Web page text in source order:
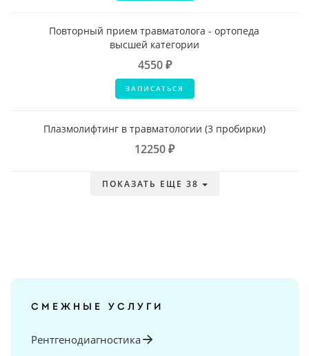
Повторный прием травматолога - ортопеда
высшей категории
4550 ₽
ЗАПИСАТЬСЯ
Плазмолифтинг в травматологии (3 пробирки)
12250 ₽
ПОКАЗАТЬ ЕЩЕ 38
СМЕЖНЫЕ УСЛУГИ
Рентгенодиагностика